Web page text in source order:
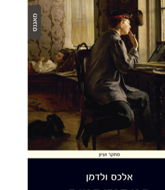
אלכס ולדמן
הנחת אתר ספר מודפס